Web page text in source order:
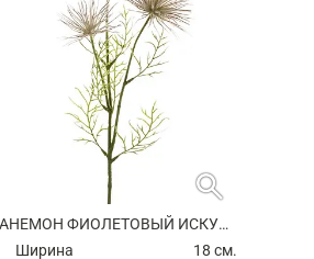
search
АНЕМОН ФИОЛЕТОВЫЙ ИСКУССТВЕННЫЙ
Ширина
18 см.